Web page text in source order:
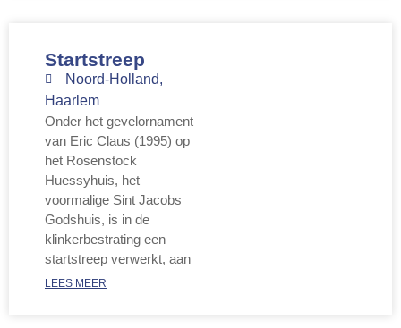
Startstreep
Noord-Holland,
Haarlem
Onder het gevelornament
van Eric Claus (1995) op
het Rosenstock
Huessyhuis, het
voormalige Sint Jacobs
Godshuis, is in de
klinkerbestrating een
startstreep verwerkt, aan
LEES MEER